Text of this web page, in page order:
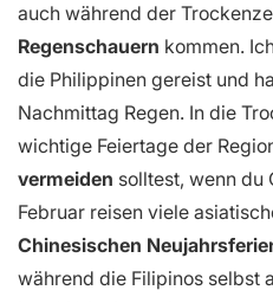
auch während der
Regenschauern kommen.
die Philippinen gereist und
Nachmittag Regen. In die
wichtige Feiertage der
vermeiden solltest, wenn du
Februar reisen viele
Chinesischen
während die Filipinos selbst